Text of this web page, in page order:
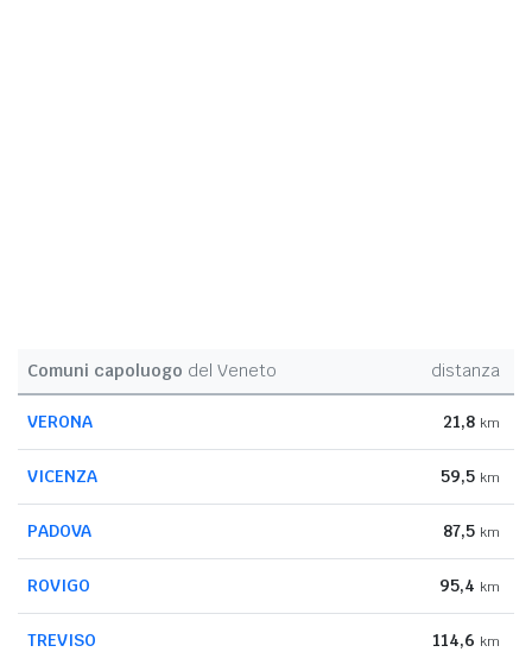
Comuni capoluogo del Veneto distanza
VERONA 21,8 km
VICENZA 59,5 km
PADOVA 87,5 km
ROVIGO 95,4 km
TREVISO 114,6 km